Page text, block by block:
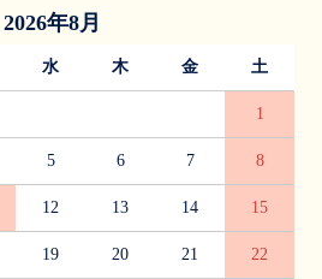
2026年8月
水 木 金 土
1
5 6 7 8
12 13 14 15
19 20 21 22